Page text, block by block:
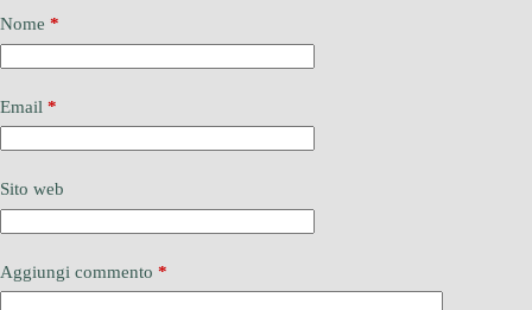
Nome *
Email *
Sito web
Aggiungi commento *